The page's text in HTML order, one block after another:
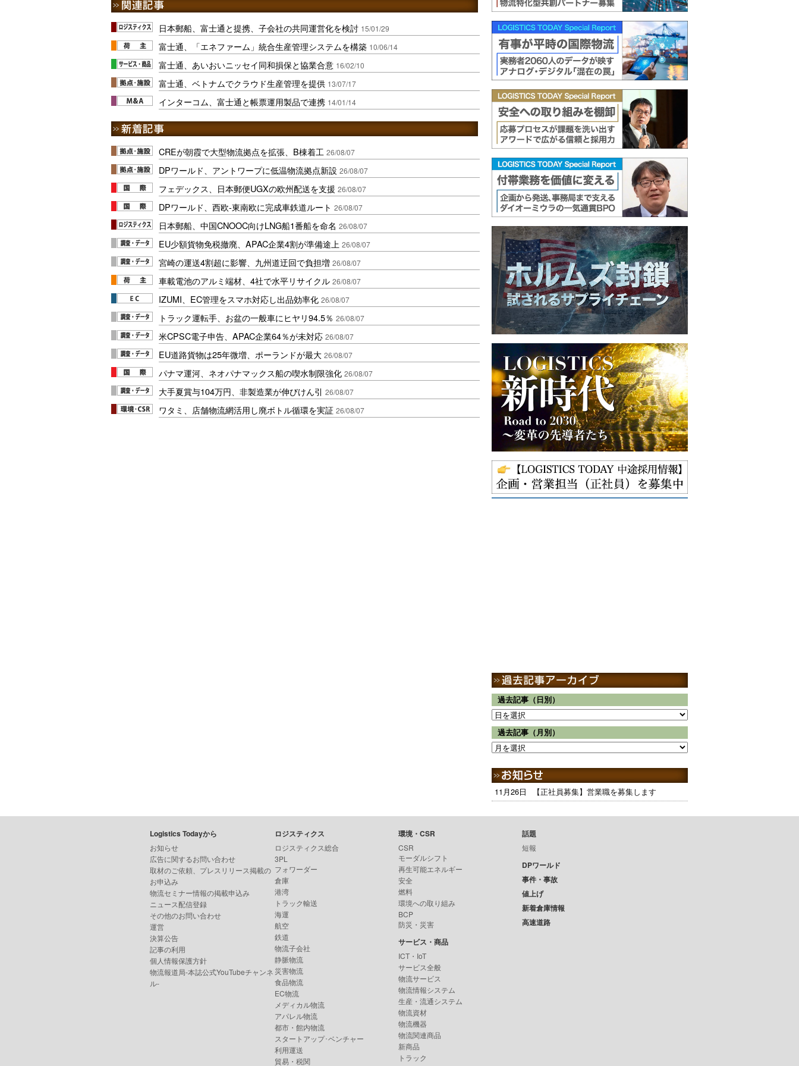
日本郵船、富士通と提携、子会社の共同運営化を検討 15/01/29
富士通、「エネファーム」統合生産管理システムを構築 10/06/14
富士通、あいおいニッセイ同和損保と協業合意 16/02/10
富士通、ベトナムでクラウド生産管理を提供 13/07/17
インターコム、富士通と帳票運用製品で連携 14/01/14
CREが朝霞で大型物流拠点を拡張、B棟着工 26/08/07
DPワールド、アントワープに低温物流拠点新設 26/08/07
フェデックス、日本郵便UGXの欧州配送を支援 26/08/07
DPワールド、西欧-東南欧に完成車鉄道ルート 26/08/07
日本郵船、中国CNOOC向けLNG船1番船を命名 26/08/07
EU少額貨物免税撤廃、APAC企業4割が準備途上 26/08/07
宮崎の運送4割超に影響、九州道迂回で負担増 26/08/07
車載電池のアルミ端材、4社で水平リサイクル 26/08/07
IZUMI、EC管理をスマホ対応し出品効率化 26/08/07
トラック運転手、お盆の一般車にヒヤリ94.5％ 26/08/07
米CPSC電子申告、APAC企業64％が未対応 26/08/07
EU道路貨物は25年微増、ポーランドが最大 26/08/07
パナマ運河、ネオパナマックス船の喫水制限強化 26/08/07
大手夏賞与104万円、非製造業が伸びけん引 26/08/07
ワタミ、店舗物流網活用し廃ボトル循環を実証 26/08/07
過去記事（日別）
過去記事（月別）
11月26日 【正社員募集】営業職を募集します
Logistics Todayから
お知らせ
広告に関するお問い合わせ
取材のご依頼、プレスリリース掲載の
お申込み
物流セミナー情報の掲載申込み
ニュース配信登録
その他のお問い合わせ
運営
決算公告
記事の利用
個人情報保護方針
物流報道局-本誌公式YouTubeチャンネ
ル-
ロジスティクス
ロジスティクス総合
3PL
フォワーダー
倉庫
港湾
トラック輸送
海運
航空
鉄道
物流子会社
静脈物流
災害物流
食品物流
EC物流
メディカル物流
アパレル物流
都市・館内物流
スタートアップ･ベンチャー
利用運送
貿易・税関
環境・CSR
CSR
モーダルシフト
再生可能エネルギー
安全
燃料
環境への取り組み
BCP
防災・災害
サービス・商品
ICT・IoT
サービス全般
物流サービス
物流情報システム
生産・流通システム
物流資材
物流機器
物流関連商品
新商品
トラック
話題
短報
DPワールド
事件・事故
値上げ
新着倉庫情報
高速道路